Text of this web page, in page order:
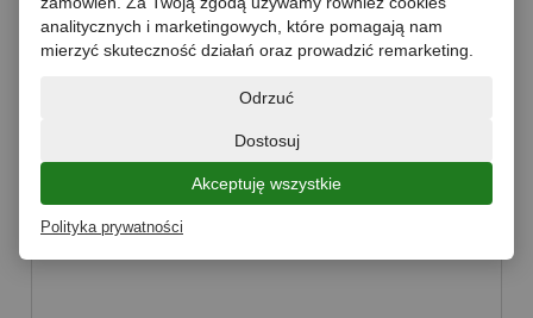
Ketchup pikantny worek 2kg Roleski
analitycznych i marketingowych, które pomagają nam
mierzyć skuteczność działań oraz prowadzić remarketing.
Odrzuć
Dostosuj
Akceptuję wszystkie
Polityka prywatności